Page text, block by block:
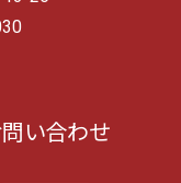
い合わせ